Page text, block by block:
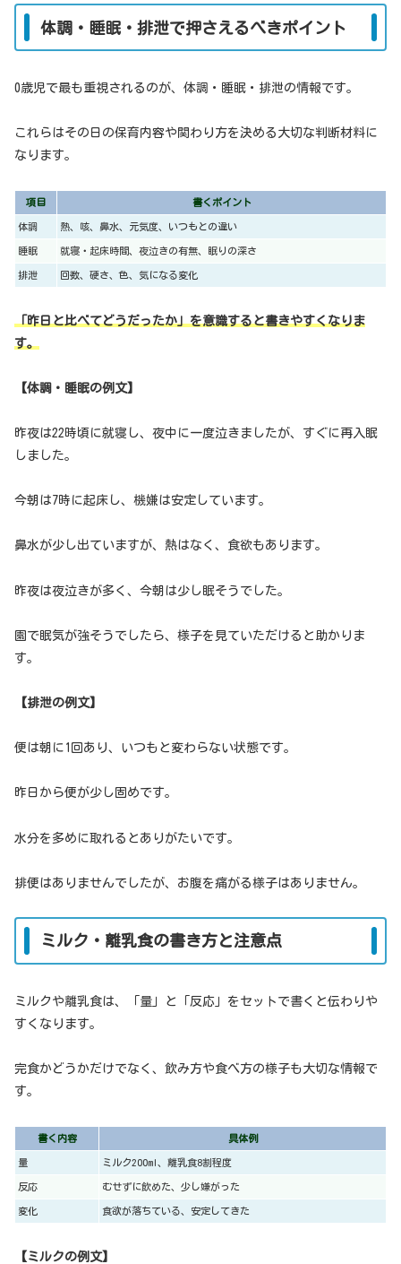
体調・睡眠・排泄で押さえるべきポイント
0歳児で最も重視されるのが、体調・睡眠・排泄の情報です。
これらはその日の保育内容や関わり方を決める大切な判断材料に
なります。
項目 書くポイント
体調 熱、咳、鼻水、元気度、いつもとの違い
睡眠 就寝・起床時間、夜泣きの有無、眠りの深さ
排泄 回数、硬さ、色、気になる変化
「昨日と比べてどうだったか」を意識すると書きやすくなりま
す。
【体調・睡眠の例文】
昨夜は22時頃に就寝し、夜中に一度泣きましたが、すぐに再入眠
しました。
今朝は7時に起床し、機嫌は安定しています。
鼻水が少し出ていますが、熱はなく、食欲もあります。
昨夜は夜泣きが多く、今朝は少し眠そうでした。
園で眠気が強そうでしたら、様子を見ていただけると助かりま
す。
【排泄の例文】
便は朝に1回あり、いつもと変わらない状態です。
昨日から便が少し固めです。
水分を多めに取れるとありがたいです。
排便はありませんでしたが、お腹を痛がる様子はありません。
ミルク・離乳食の書き方と注意点
ミルクや離乳食は、「量」と「反応」をセットで書くと伝わりや
すくなります。
完食かどうかだけでなく、飲み方や食べ方の様子も大切な情報で
す。
書く内容 具体例
量 ミルク200ml、離乳食8割程度
反応 むせずに飲めた、少し嫌がった
変化 食欲が落ちている、安定してきた
【ミルクの例文】